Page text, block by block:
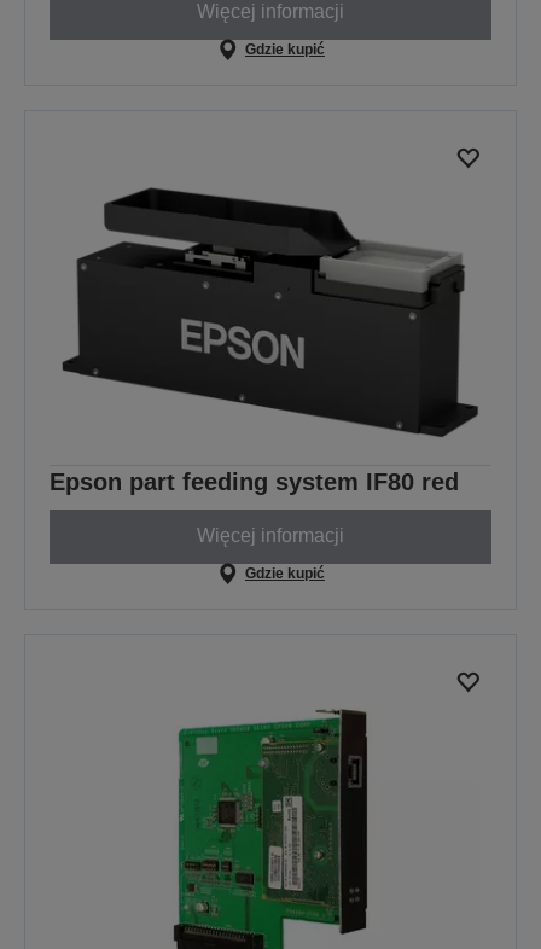
Więcej informacji
Gdzie kupić
Epson part feeding system IF80 red
Więcej informacji
Gdzie kupić